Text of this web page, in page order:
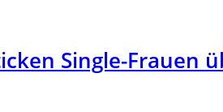
Single-Frauen